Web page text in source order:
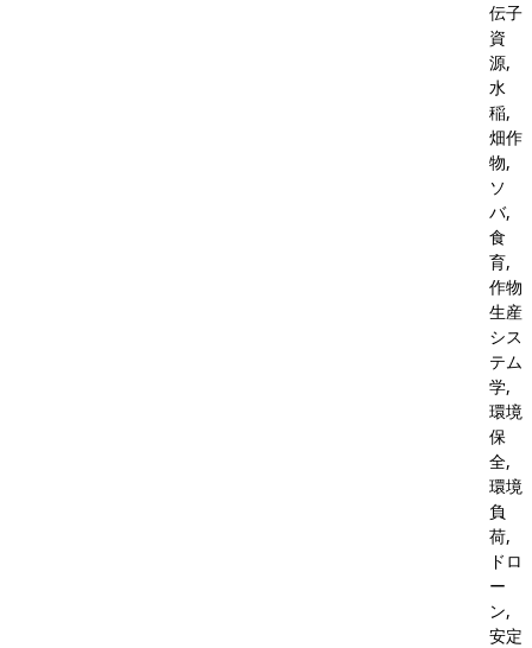
伝子
資
源,
水
稲,
畑作
物,
ソ
バ,
食
育,
作物
生産
シス
テム
学,
環境
保
全,
環境
負
荷,
ドロ
ー
ン,
安定